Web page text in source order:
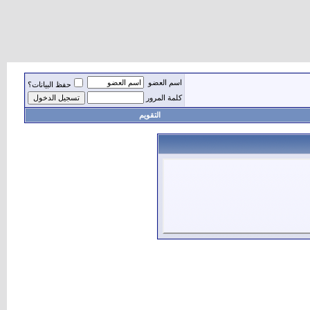
اسم العضو
حفظ البيانات؟
كلمة المرور
التقويم